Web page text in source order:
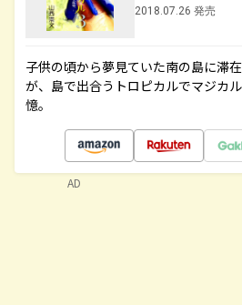
2018.07.26 発売
子供の頃から夢見ていた南の島に滞
が、島で出合うトロピカルでマジカ
憶。
AD